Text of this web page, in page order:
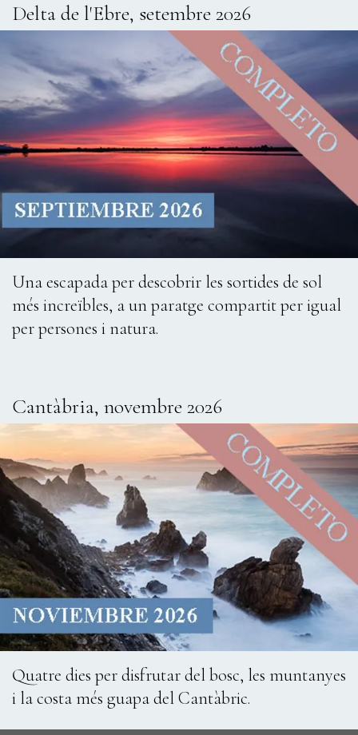
Delta de l'Ebre, setembre 2026
Una escapada per descobrir les sortides de sol
més increïbles, a un paratge compartit per igual
per persones i natura.
Cantàbria, novembre 2026
Quatre dies per disfrutar del bosc, les muntanyes
i la costa més guapa del Cantàbric.